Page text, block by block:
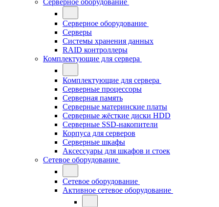
Серверное оборудование
Серверное оборудование
Серверы
Системы хранения данных
RAID контроллеры
Комплектующие для сервера
Комплектующие для сервера
Серверные процессоры
Серверная память
Серверные материнские платы
Серверные жёсткие диски HDD
Серверные SSD-накопители
Корпуса для серверов
Серверные шкафы
Аксессуары для шкафов и стоек
Сетевое оборудование
Сетевое оборудование
Активное сетевое оборудование